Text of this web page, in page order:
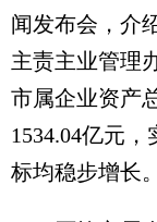
闻发布会，介
主责主业管理
市属企业资产
1534.04亿元
标均稳步增长。